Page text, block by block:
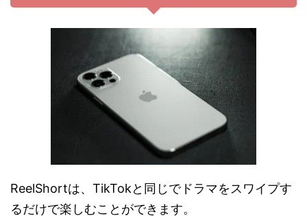
ReelShortは、TikTokと同じでドラマをスワイプす
るだけで楽しむことができます。